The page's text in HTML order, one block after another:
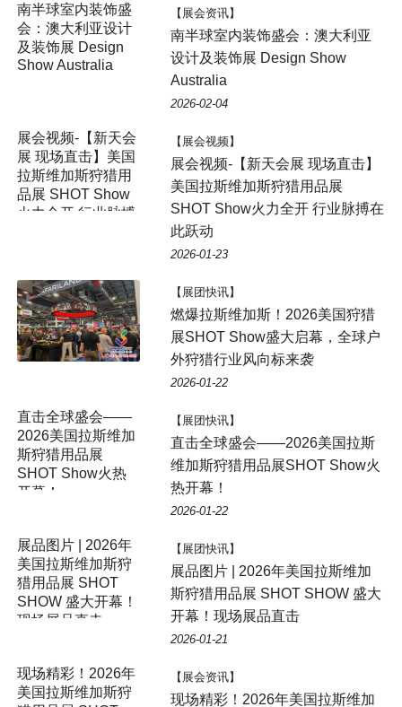
南半球室内装饰盛
会：澳大利亚设计
及装饰展 Design
Show Australia
【展会资讯】
南半球室内装饰盛会：澳大利亚
设计及装饰展 Design Show
Australia
2026-02-04
展会视频-【新天会
展 现场直击】美国
拉斯维加斯狩猎用
品展 SHOT Show
火力全开 行业脉搏
【展会视频】
展会视频-【新天会展 现场直击】
美国拉斯维加斯狩猎用品展
SHOT Show火力全开 行业脉搏在
此跃动
2026-01-23
【展团快讯】
燃爆拉斯维加斯！2026美国狩猎
展SHOT Show盛大启幕，全球户
外狩猎行业风向标来袭
2026-01-22
【展团快讯】
直击全球盛会——2026美国拉斯
维加斯狩猎用品展SHOT Show火
热开幕！
2026-01-22
展品图片 | 2026年
美国拉斯维加斯狩
猎用品展 SHOT
SHOW 盛大开幕！
现场展品直击
【展团快讯】
展品图片 | 2026年美国拉斯维加
斯狩猎用品展 SHOT SHOW 盛大
开幕！现场展品直击
2026-01-21
【展会资讯】
现场精彩！2026年美国拉斯维加